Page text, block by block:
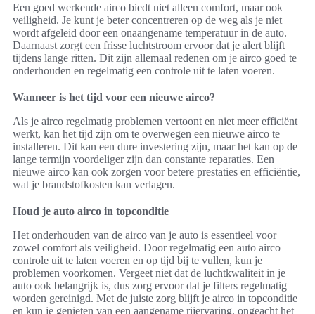
Een goed werkende airco biedt niet alleen comfort, maar ook
veiligheid. Je kunt je beter concentreren op de weg als je niet
wordt afgeleid door een onaangename temperatuur in de auto.
Daarnaast zorgt een frisse luchtstroom ervoor dat je alert blijft
tijdens lange ritten. Dit zijn allemaal redenen om je airco goed te
onderhouden en regelmatig een controle uit te laten voeren.
Wanneer is het tijd voor een nieuwe airco?
Als je airco regelmatig problemen vertoont en niet meer efficiënt
werkt, kan het tijd zijn om te overwegen een nieuwe airco te
installeren. Dit kan een dure investering zijn, maar het kan op de
lange termijn voordeliger zijn dan constante reparaties. Een
nieuwe airco kan ook zorgen voor betere prestaties en efficiëntie,
wat je brandstofkosten kan verlagen.
Houd je auto airco in topconditie
Het onderhouden van de airco van je auto is essentieel voor
zowel comfort als veiligheid. Door regelmatig een auto airco
controle uit te laten voeren en op tijd bij te vullen, kun je
problemen voorkomen. Vergeet niet dat de luchtkwaliteit in je
auto ook belangrijk is, dus zorg ervoor dat je filters regelmatig
worden gereinigd. Met de juiste zorg blijft je airco in topconditie
en kun je genieten van een aangename rijervaring, ongeacht het